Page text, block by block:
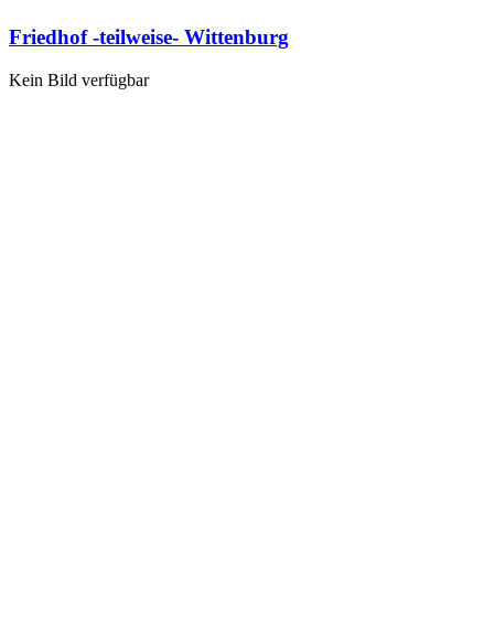
Friedhof -teilweise- Wittenburg
Kein Bild verfügbar